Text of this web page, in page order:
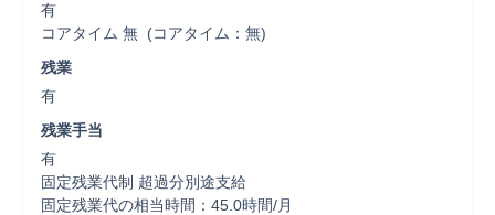
有
コアタイム 無  (コアタイム：無)
残業
有
残業手当
有
固定残業代制 超過分別途支給
固定残業代の相当時間：45.0時間/月